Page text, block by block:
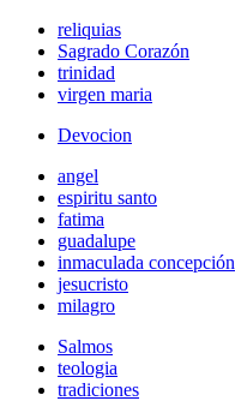
reliquias
Sagrado Corazón
trinidad
virgen maria
Devocion
angel
espiritu santo
fatima
guadalupe
inmaculada concepción
jesucristo
milagro
Salmos
teologia
tradiciones